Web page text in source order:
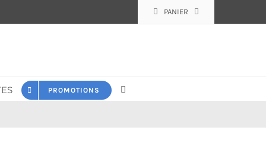
PANIER
PROMOTIONS